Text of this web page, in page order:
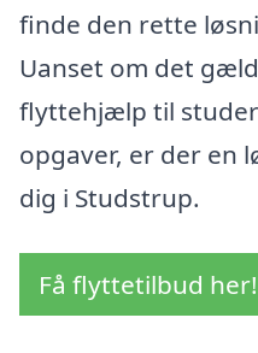
finde den rette
Uanset om det
flyttehjælp til
opgaver, er der en
dig i Studstrup.
Få flyttetilbud her!